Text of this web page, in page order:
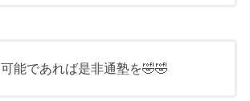
可能であれば是非通塾を🤣🤣